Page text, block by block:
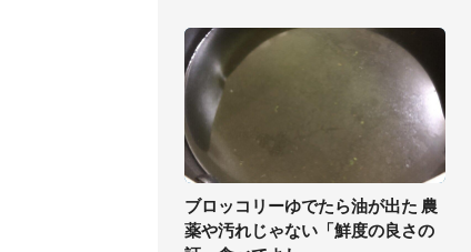
ブロッコリーゆでたら油が出た 農
薬や汚れじゃない「鮮度の良さの